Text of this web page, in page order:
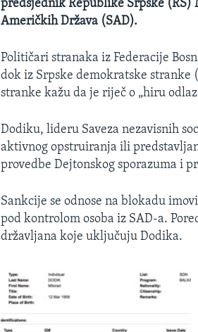
predsjednik Republike Srpske (RS)
Američkih Država (SAD).
Političari stranaka iz Federacije
dok iz Srpske demokratske stranke
stranke kažu da je riječ o „hiru
Dodiku, lideru Saveza nezavisnih
aktivnog opstruiranja ili
provedbe Dejtonskog sporazuma i
Sankcije se odnose na blokadu
pod kontrolom osoba iz SAD-a.
državljana koje uključuju Dodika.